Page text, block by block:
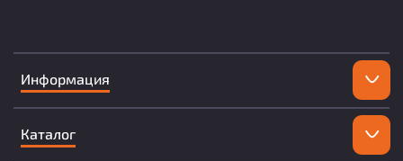
Информация
Каталог